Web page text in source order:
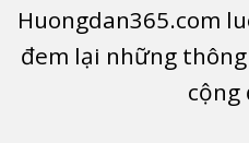
Huongdan365.com
đem lại những
cộng